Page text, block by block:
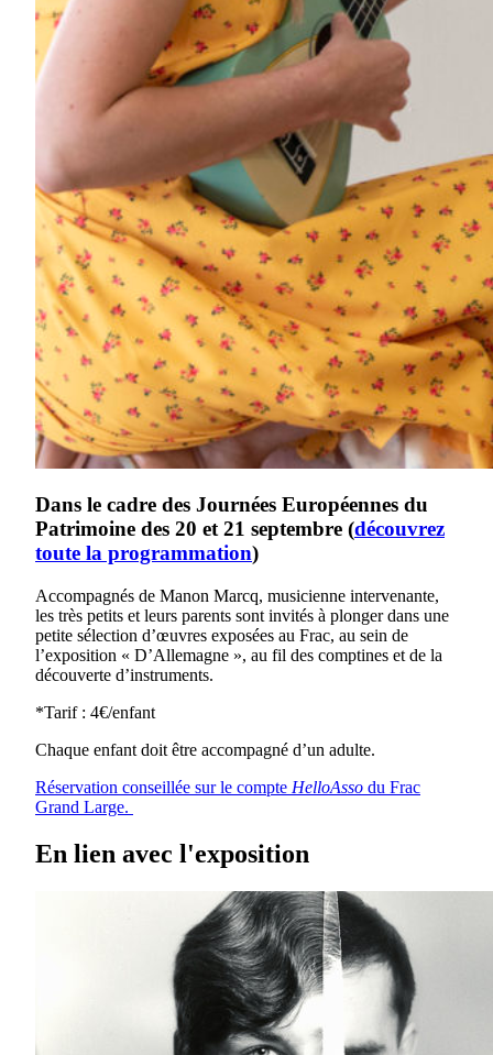
Dans le cadre des Journées Européennes du
Patrimoine des 20 et 21 septembre (découvrez
toute la programmation)
Accompagnés de Manon Marcq, musicienne intervenante,
les très petits et leurs parents sont invités à plonger dans une
petite sélection d’œuvres exposées au Frac, au sein de
l’exposition « D’Allemagne », au fil des comptines et de la
découverte d’instruments.
*Tarif : 4€/enfant
Chaque enfant doit être accompagné d’un adulte.
Réservation conseillée sur le compte HelloAsso du Frac
Grand Large.
En lien avec l'exposition